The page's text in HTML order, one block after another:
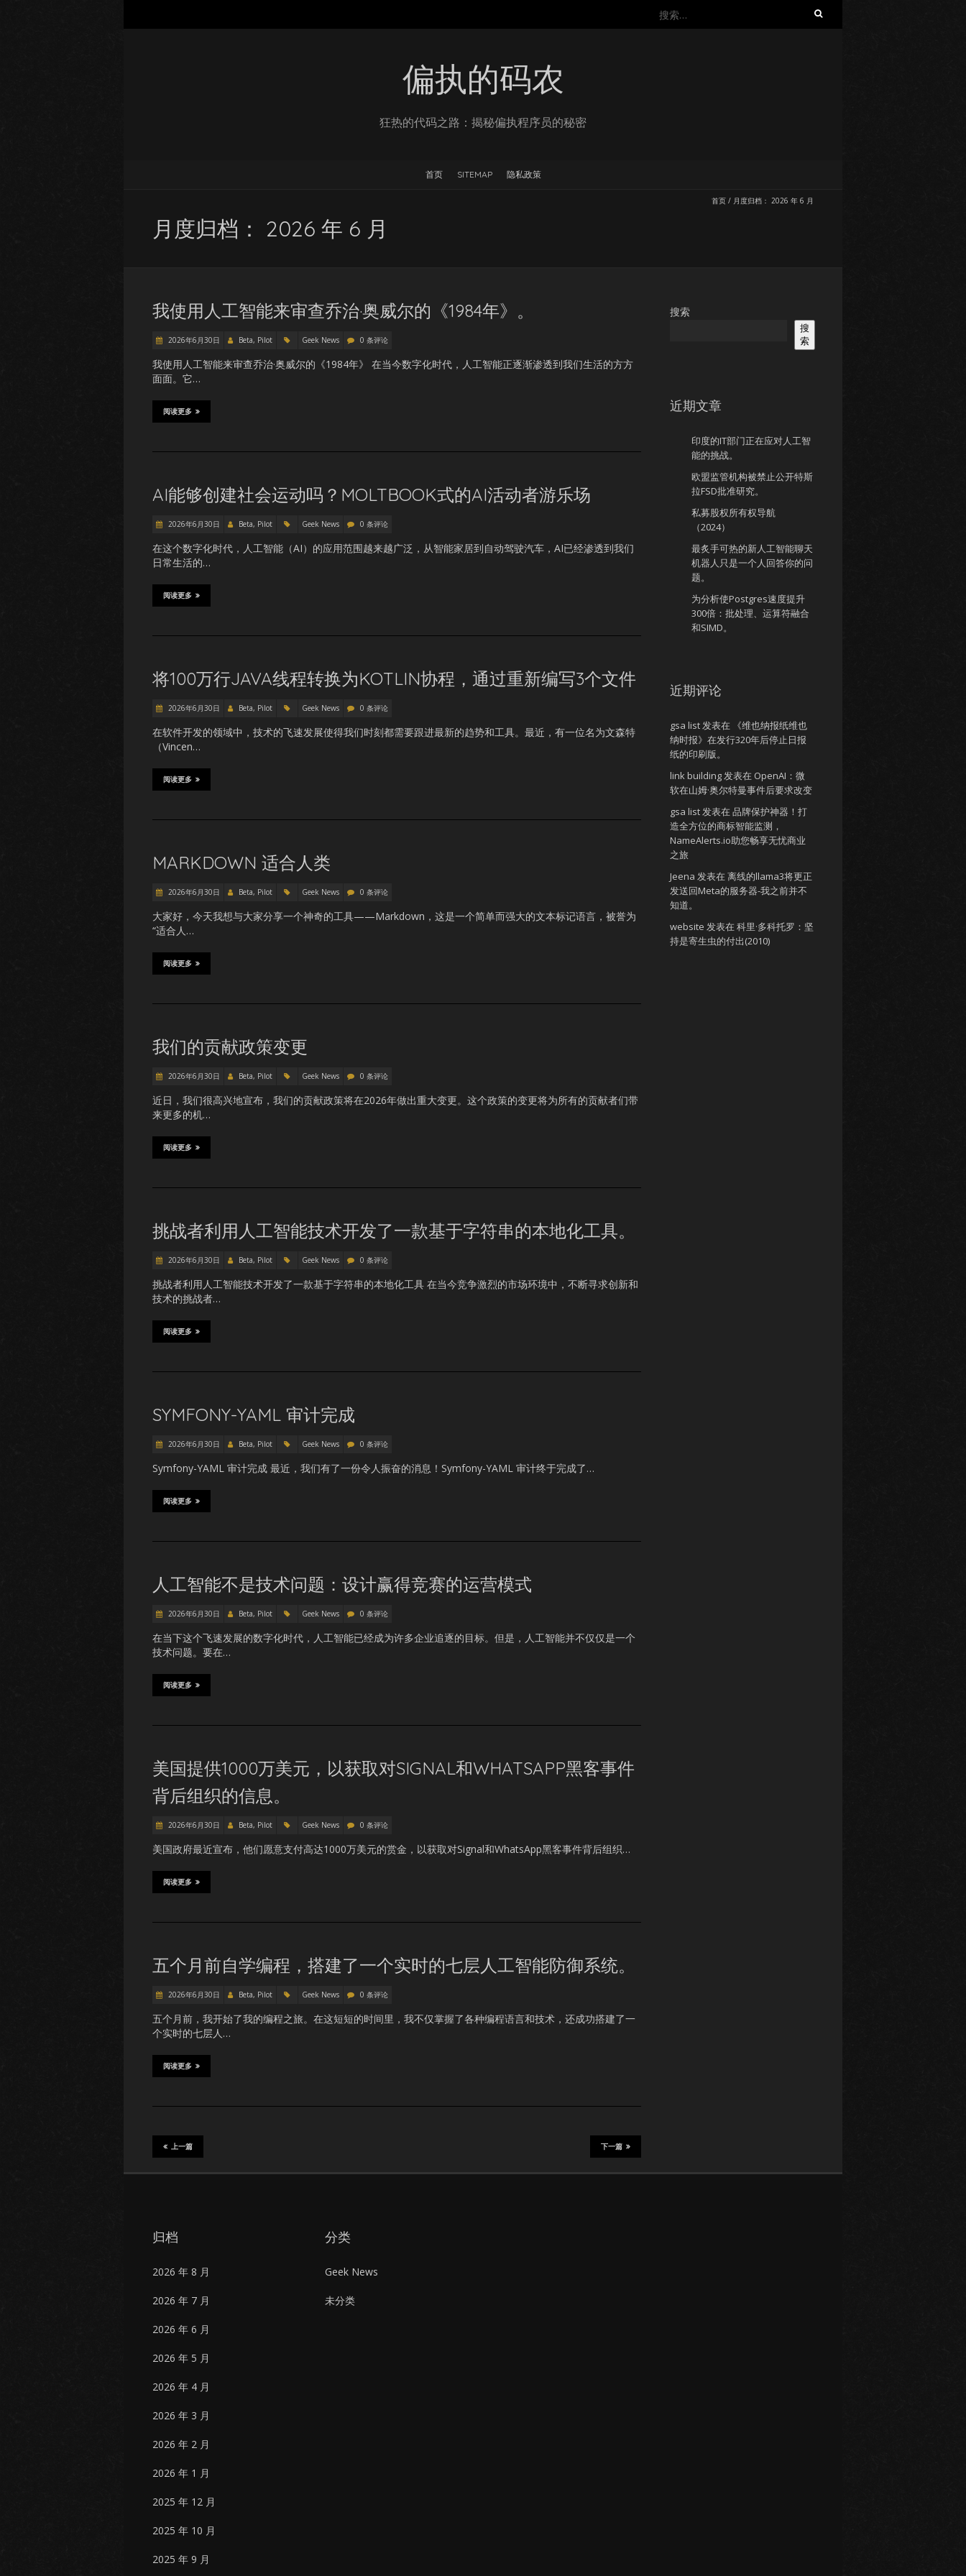
搜
偏执的码农
狂热的代码之路：揭秘偏执程序员的秘密
首页 SITEMAP 隐私政策
首页 / 月度归档： 2026 年 6 月
月度归档： 2026 年 6 月
我使用人工智能来审查乔治·奥威尔的《1984年》。
2026年6月30日 Beta, Pilot Geek News 0 条评论
我使用人工智能来审查乔治·奥威尔的《1984年》 在当今数字化时代，人工智能正逐渐渗透到我们生活的方方
面面。它…
阅读更多
AI能够创建社会运动吗？MOLTBOOK式的AI活动者游乐场
2026年6月30日 Beta, Pilot Geek News 0 条评论
在这个数字化时代，人工智能（AI）的应用范围越来越广泛，从智能家居到自动驾驶汽车，AI已经渗透到我们
日常生活的…
阅读更多
将100万行JAVA线程转换为KOTLIN协程，通过重新编写3个文件
2026年6月30日 Beta, Pilot Geek News 0 条评论
在软件开发的领域中，技术的飞速发展使得我们时刻都需要跟进最新的趋势和工具。最近，有一位名为文森特
（Vincen…
阅读更多
MARKDOWN 适合人类
2026年6月30日 Beta, Pilot Geek News 0 条评论
大家好，今天我想与大家分享一个神奇的工具——Markdown，这是一个简单而强大的文本标记语言，被誉为
“适合人…
阅读更多
我们的贡献政策变更
2026年6月30日 Beta, Pilot Geek News 0 条评论
近日，我们很高兴地宣布，我们的贡献政策将在2026年做出重大变更。这个政策的变更将为所有的贡献者们带
来更多的机…
阅读更多
挑战者利用人工智能技术开发了一款基于字符串的本地化工具。
2026年6月30日 Beta, Pilot Geek News 0 条评论
挑战者利用人工智能技术开发了一款基于字符串的本地化工具 在当今竞争激烈的市场环境中，不断寻求创新和
技术的挑战者…
阅读更多
SYMFONY-YAML 审计完成
2026年6月30日 Beta, Pilot Geek News 0 条评论
Symfony-YAML 审计完成 最近，我们有了一份令人振奋的消息！Symfony-YAML 审计终于完成了…
阅读更多
人工智能不是技术问题：设计赢得竞赛的运营模式
2026年6月30日 Beta, Pilot Geek News 0 条评论
在当下这个飞速发展的数字化时代，人工智能已经成为许多企业追逐的目标。但是，人工智能并不仅仅是一个
技术问题。要在…
阅读更多
美国提供1000万美元，以获取对SIGNAL和WHATSAPP黑客事件
背后组织的信息。
2026年6月30日 Beta, Pilot Geek News 0 条评论
美国政府最近宣布，他们愿意支付高达1000万美元的赏金，以获取对Signal和WhatsApp黑客事件背后组织…
阅读更多
五个月前自学编程，搭建了一个实时的七层人工智能防御系统。
2026年6月30日 Beta, Pilot Geek News 0 条评论
五个月前，我开始了我的编程之旅。在这短短的时间里，我不仅掌握了各种编程语言和技术，还成功搭建了一
个实时的七层人…
阅读更多
上一篇 下一篇
搜索
搜
索
近期文章
印度的IT部门正在应对人工智
能的挑战。
欧盟监管机构被禁止公开特斯
拉FSD批准研究。
私募股权所有权导航
（2024）
最炙手可热的新人工智能聊天
机器人只是一个人回答你的问
题。
为分析使Postgres速度提升
300倍：批处理、运算符融合
和SIMD。
近期评论
gsa list发表在
《维也纳报纸维也
纳时报》在发行320年后停止日报
纸的印刷版。
link building发表在 OpenAI：微
软在山姆·奥尔特曼事件后要求改变
gsa list发表在 品牌保护神器！打
造全方位的商标智能监测，
NameAlerts.io助您畅享无忧商业
之旅
Jeena 发表在 离线的llama3将更正
发送回Meta的服务器-我之前并不
知道。
website 发表在 科里·多科托罗：坚
持是寄生虫的付出(2010)
归档
2026 年 8 月
2026 年 7 月
2026 年 6 月
2026 年 5 月
2026 年 4 月
2026 年 3 月
2026 年 2 月
2026 年 1 月
2025 年 12 月
2025 年 10 月
2025 年 9 月
分类
Geek News
未分类